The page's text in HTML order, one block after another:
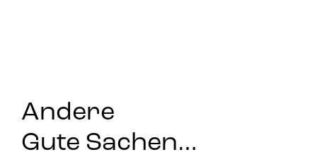
Andere
Gute Sachen…